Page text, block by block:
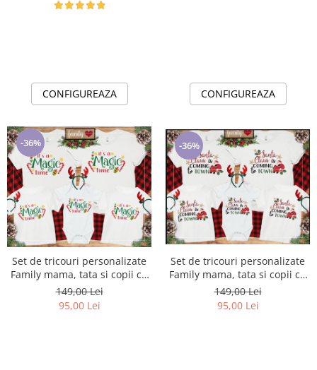
CONFIGUREAZA CONFIGUREAZA
-36%
Set de tricouri personalizate
Family mama, tata si copii cu
tematica de Craciun, Magic
Time
149,00 Lei
95,00 Lei
-36%
Set de tricouri personalizate
Family mama, tata si copii cu
tematica de Craciun, Santa
Claus is in town
149,00 Lei
95,00 Lei